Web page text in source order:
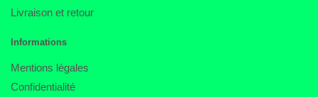
Livraison et retour
Informations
Mentions légales
Confidentialité